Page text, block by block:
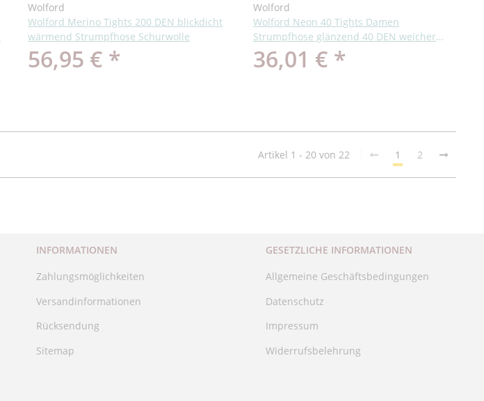
Wolford
Wolford Merino Tights 200 DEN blickdicht
wärmend Strumpfhose Schurwolle
56,95 € *
Wolford
Wolford Neon 40 Tights Damen
Strumpfhose glänzend 40 DEN weicher
Bund
36,01 € *
Artikel 1 - 20 von 22 1 2
INFORMATIONEN
Zahlungsmöglichkeiten
Versandinformationen
Rücksendung
Sitemap
GESETZLICHE INFORMATIONEN
Allgemeine Geschäftsbedingungen
Datenschutz
Impressum
Widerrufsbelehrung